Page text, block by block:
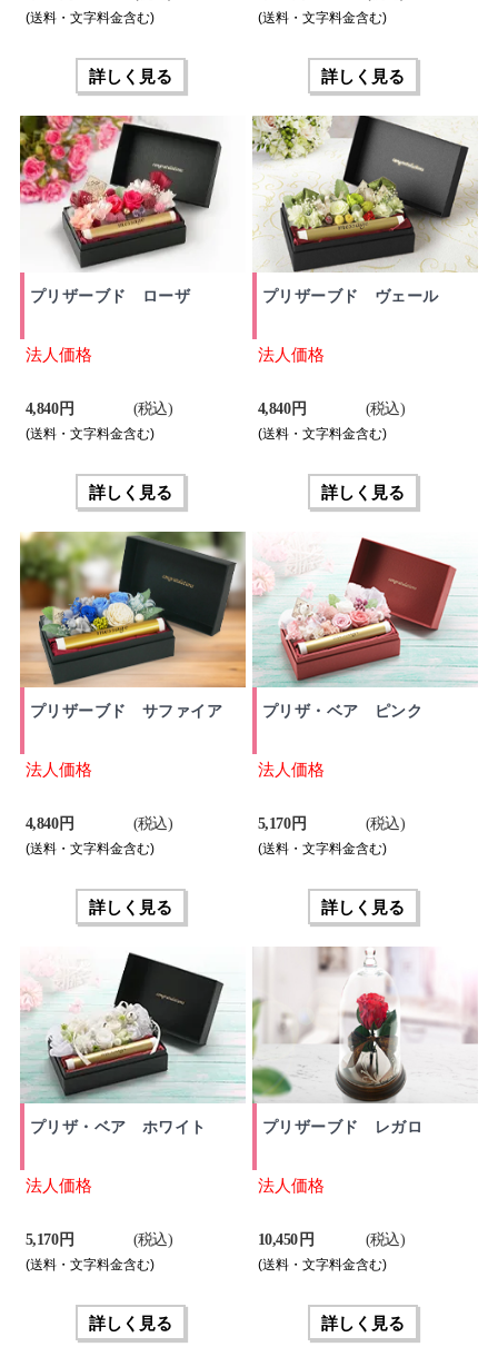
(送料・文字料金含む)
詳しく見る
(送料・文字料金含む)
詳しく見る
プリザーブド ローザ
法人価格
4,840 円 (税込)
(送料・文字料金含む)
詳しく見る
プリザーブド ヴェール
法人価格
4,840 円 (税込)
(送料・文字料金含む)
詳しく見る
プリザーブド サファイア
法人価格
4,840 円 (税込)
(送料・文字料金含む)
詳しく見る
プリザ・ベア ピンク
法人価格
5,170 円 (税込)
(送料・文字料金含む)
詳しく見る
プリザ・ベア ホワイト
法人価格
5,170 円 (税込)
(送料・文字料金含む)
詳しく見る
プリザーブド レガロ
法人価格
10,450 円 (税込)
(送料・文字料金含む)
詳しく見る